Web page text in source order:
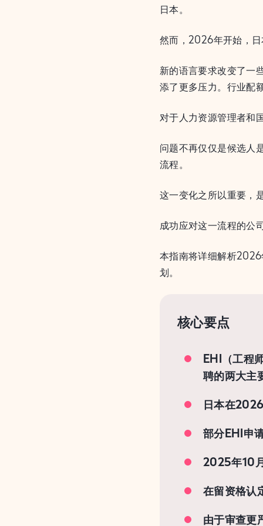
日本。
然而，2026年开始，
新的语言要求改变了一
添了更多压力。行业配
对于人力资源管理者和
问题不再仅仅是候选人
流程。
这一变化之所以重要，
成功应对这一流程的公
本指南将详细解析
划。
核心要点
EHI（工程
聘的两大主
日本在
部分EHI申
2025年10
在留资格认
由于审查更